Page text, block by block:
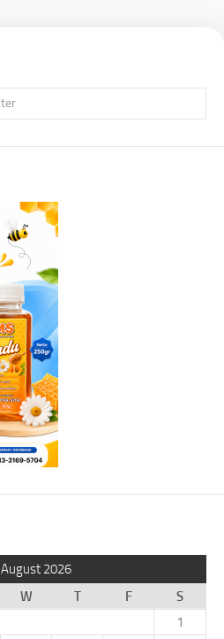
August 2026
W T F
S
1